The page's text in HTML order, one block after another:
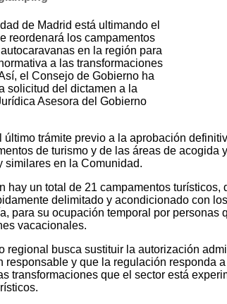
de Madrid está ultimando el
reordenará los campamentos
en la región para
a las transformaciones
el Consejo de Gobierno ha
solicitud del dictamen a la
Asesora del Gobierno
último trámite previo a la aprobación
de turismo y de las áreas de acogida
similares en la Comunidad.
hay un total de 21 campamentos
delimitado y acondicionado con
para su ocupación temporal por personas
vacacionales.
regional busca sustituir la autorización
responsable y que la regulación responda
transformaciones que el sector está